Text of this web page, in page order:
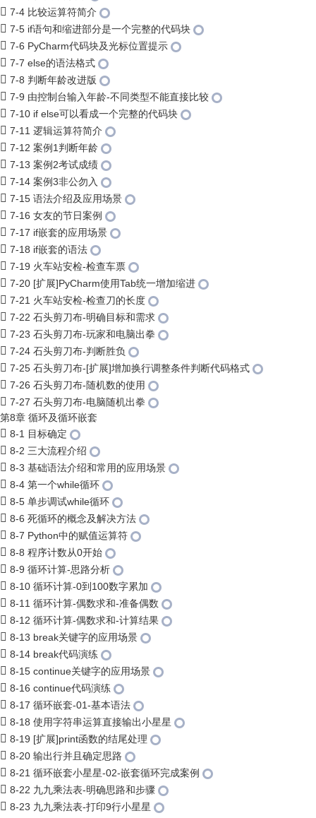
7-4 比较运算符简介
7-5 if语句和缩进部分是一个完整的代码块
7-6 PyCharm代码块及光标位置提示
7-7 else的语法格式
7-8 判断年龄改进版
7-9 由控制台输入年龄-不同类型不能直接比较
7-10 if else可以看成一个完整的代码块
7-11 逻辑运算符简介
7-12 案例1判断年龄
7-13 案例2考试成绩
7-14 案例3非公勿入
7-15 语法介绍及应用场景
7-16 女友的节日案例
7-17 if嵌套的应用场景
7-18 if嵌套的语法
7-19 火车站安检-检查车票
7-20 [扩展]PyCharm使用Tab统一增加缩进
7-21 火车站安检-检查刀的长度
7-22 石头剪刀布-明确目标和需求
7-23 石头剪刀布-玩家和电脑出拳
7-24 石头剪刀布-判断胜负
7-25 石头剪刀布-[扩展]增加换行调整条件判断代码格式
7-26 石头剪刀布-随机数的使用
7-27 石头剪刀布-电脑随机出拳
第8章 循环及循环嵌套
8-1 目标确定
8-2 三大流程介绍
8-3 基础语法介绍和常用的应用场景
8-4 第一个while循环
8-5 单步调试while循环
8-6 死循环的概念及解决方法
8-7 Python中的赋值运算符
8-8 程序计数从0开始
8-9 循环计算-思路分析
8-10 循环计算-0到100数字累加
8-11 循环计算-偶数求和-准备偶数
8-12 循环计算-偶数求和-计算结果
8-13 break关键字的应用场景
8-14 break代码演练
8-15 continue关键字的应用场景
8-16 continue代码演练
8-17 循环嵌套-01-基本语法
8-18 使用字符串运算直接输出小星星
8-19 [扩展]print函数的结尾处理
8-20 输出行并且确定思路
8-21 循环嵌套小星星-02-嵌套循环完成案例
8-22 九九乘法表-明确思路和步骤
8-23 九九乘法表-打印9行小星星